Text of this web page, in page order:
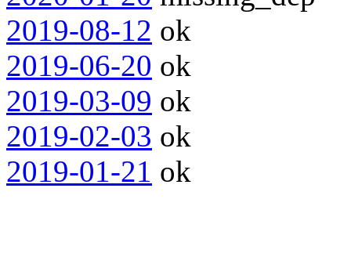
2019-08-12 ok
2019-06-20 ok
2019-03-09 ok
2019-02-03 ok
2019-01-21 ok